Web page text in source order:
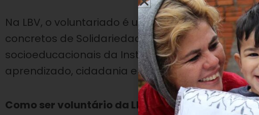
Na LBV, o voluntariado é uma oportunidade de
concretos de Solidariedade. Além de contribuir
socioeducacionais da Instituição, os voluntários
aprendizado, cidadania e crescimento humano.
Como ser voluntário da LBV